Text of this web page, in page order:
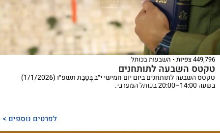
449,796 צפיות השבעות בכותל
טקטס השבעה לתותחנים
טקטס השבעה לתותחנים ביום יום חמישי י״ב בְּטֵבֵת תשפ״ו (1/1/2026)
בשעה 14:00–20:00 בכותל המערבי.
לפרטים נוספים >